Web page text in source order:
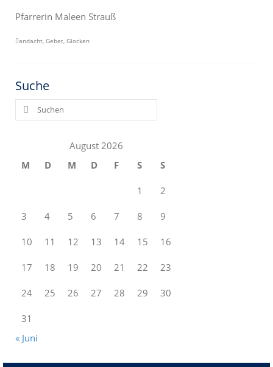
Pfarrerin Maleen Strauß
andacht, Gebet, Glocken
Suche
Suchen
nach:
August 2026
M
D M D F S S
1 2
3 4 5 6 7 8 9
10 11 12 13 14 15 16
17 18 19 20 21 22 23
24 25 26 27 28 29 30
31
« Juni